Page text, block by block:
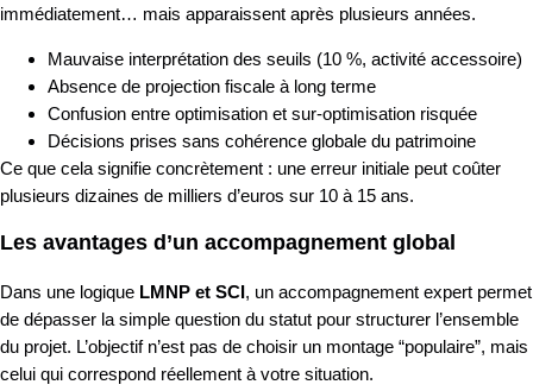
immédiatement… mais apparaissent après plusieurs années.
Mauvaise interprétation des seuils (10 %, activité accessoire)
Absence de projection fiscale à long terme
Confusion entre optimisation et sur-optimisation risquée
Décisions prises sans cohérence globale du patrimoine
Ce que cela signifie concrètement : une erreur initiale peut coûter
plusieurs dizaines de milliers d’euros sur 10 à 15 ans.
Les avantages d’un accompagnement global
Dans une logique LMNP et SCI, un accompagnement expert permet
de dépasser la simple question du statut pour structurer l’ensemble
du projet. L’objectif n’est pas de choisir un montage “populaire”, mais
celui qui correspond réellement à votre situation.